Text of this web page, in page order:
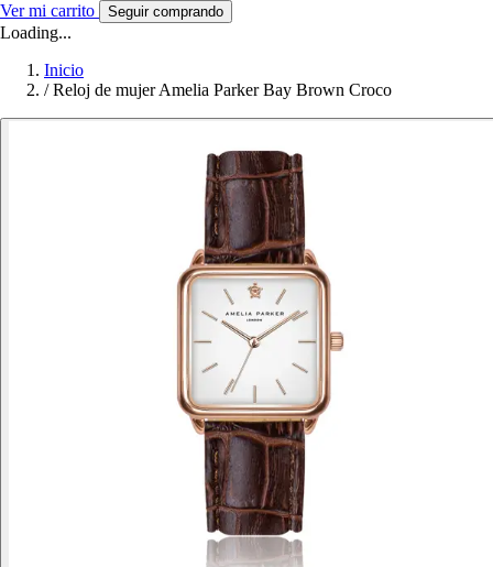
Ver mi carrito Seguir comprando
Loading...
Inicio
/ Reloj de mujer Amelia Parker Bay Brown Croco